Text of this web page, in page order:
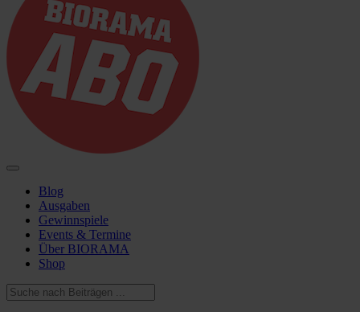
Blog
Ausgaben
Gewinnspiele
Events & Termine
Über BIORAMA
Shop